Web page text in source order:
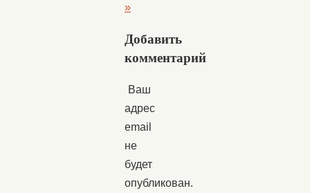
»
Добавить
комментарий
Ваш
адрес
email
не
будет
опубликован.